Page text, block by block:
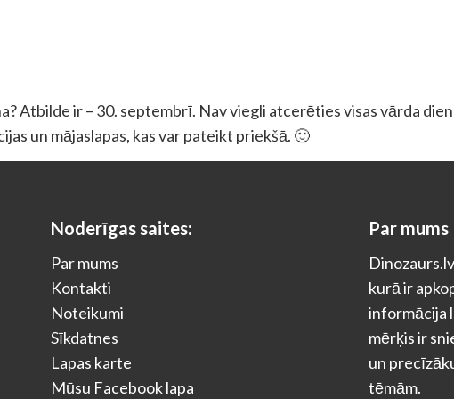
Atbilde ir – 30. septembrī. Nav viegli atcerēties visas vārda
un mājaslapas, kas var pateikt priekšā. 🙂
Noderīgas saites:
Par mums
Kontakti
Noteikumi
Sīkdatnes
Lapas karte
Mūsu Facebook lapa
Par mums
kurā ir
informācija
mērķis ir
un
tēmām.